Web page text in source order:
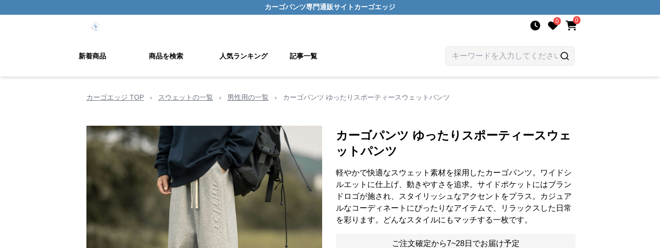
カーゴパンツ専門通販サイト カーゴエッジ
0 0
新着商品 商品を検索 人気ランキング 記事一覧
カーゴエッジ TOP › スウェットの一覧 › 男性用の一覧 › カーゴパンツ ゆったりスポーティースウェットパンツ
カーゴパンツ ゆったりスポーティースウェ
ットパンツ
軽やかで快適なスウェット素材を採用したカーゴパンツ。ワイドシ
ルエットに仕上げ、動きやすさを追求。サイドポケットにはブラン
ドロゴが施され、スタイリッシュなアクセントをプラス。カジュア
ルなコーディネートにぴったりなアイテムで、リラックスした日常
を彩ります。どんなスタイルにもマッチする一枚です。
ご注文確定から7~28日でお届け予定